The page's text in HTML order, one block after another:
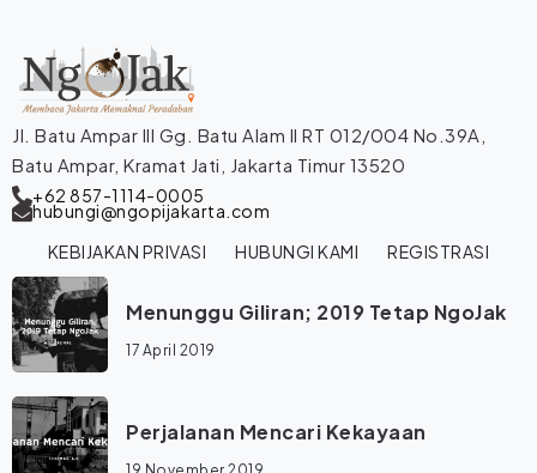
Jl. Batu Ampar III Gg. Batu Alam II RT 012/004 No.39A,
Batu Ampar, Kramat Jati, Jakarta Timur 13520
+62 857-1114-0005
hubungi@ngopijakarta.com
KEBIJAKAN PRIVASI
HUBUNGI KAMI REGISTRASI
Menunggu Giliran; 2019 Tetap NgoJak
17 April 2019
Perjalanan Mencari Kekayaan